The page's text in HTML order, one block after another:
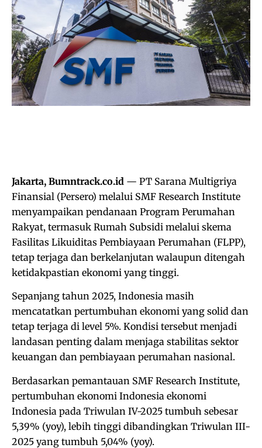
Jakarta, Bumntrack.co.id — PT Sarana Multigriya
Finansial (Persero) melalui SMF Research Institute
menyampaikan pendanaan Program Perumahan
Rakyat, termasuk Rumah Subsidi melalui skema
Fasilitas Likuiditas Pembiayaan Perumahan (FLPP),
tetap terjaga dan berkelanjutan walaupun ditengah
ketidakpastian ekonomi yang tinggi.
Sepanjang tahun 2025, Indonesia masih
mencatatkan pertumbuhan ekonomi yang solid dan
tetap terjaga di level 5%. Kondisi tersebut menjadi
landasan penting dalam menjaga stabilitas sektor
keuangan dan pembiayaan perumahan nasional.
Berdasarkan pemantauan SMF Research Institute,
pertumbuhan ekonomi Indonesia ekonomi
Indonesia pada Triwulan IV-2025 tumbuh sebesar
5,39% (yoy), lebih tinggi dibandingkan Triwulan III-
2025 yang tumbuh 5,04% (yoy).